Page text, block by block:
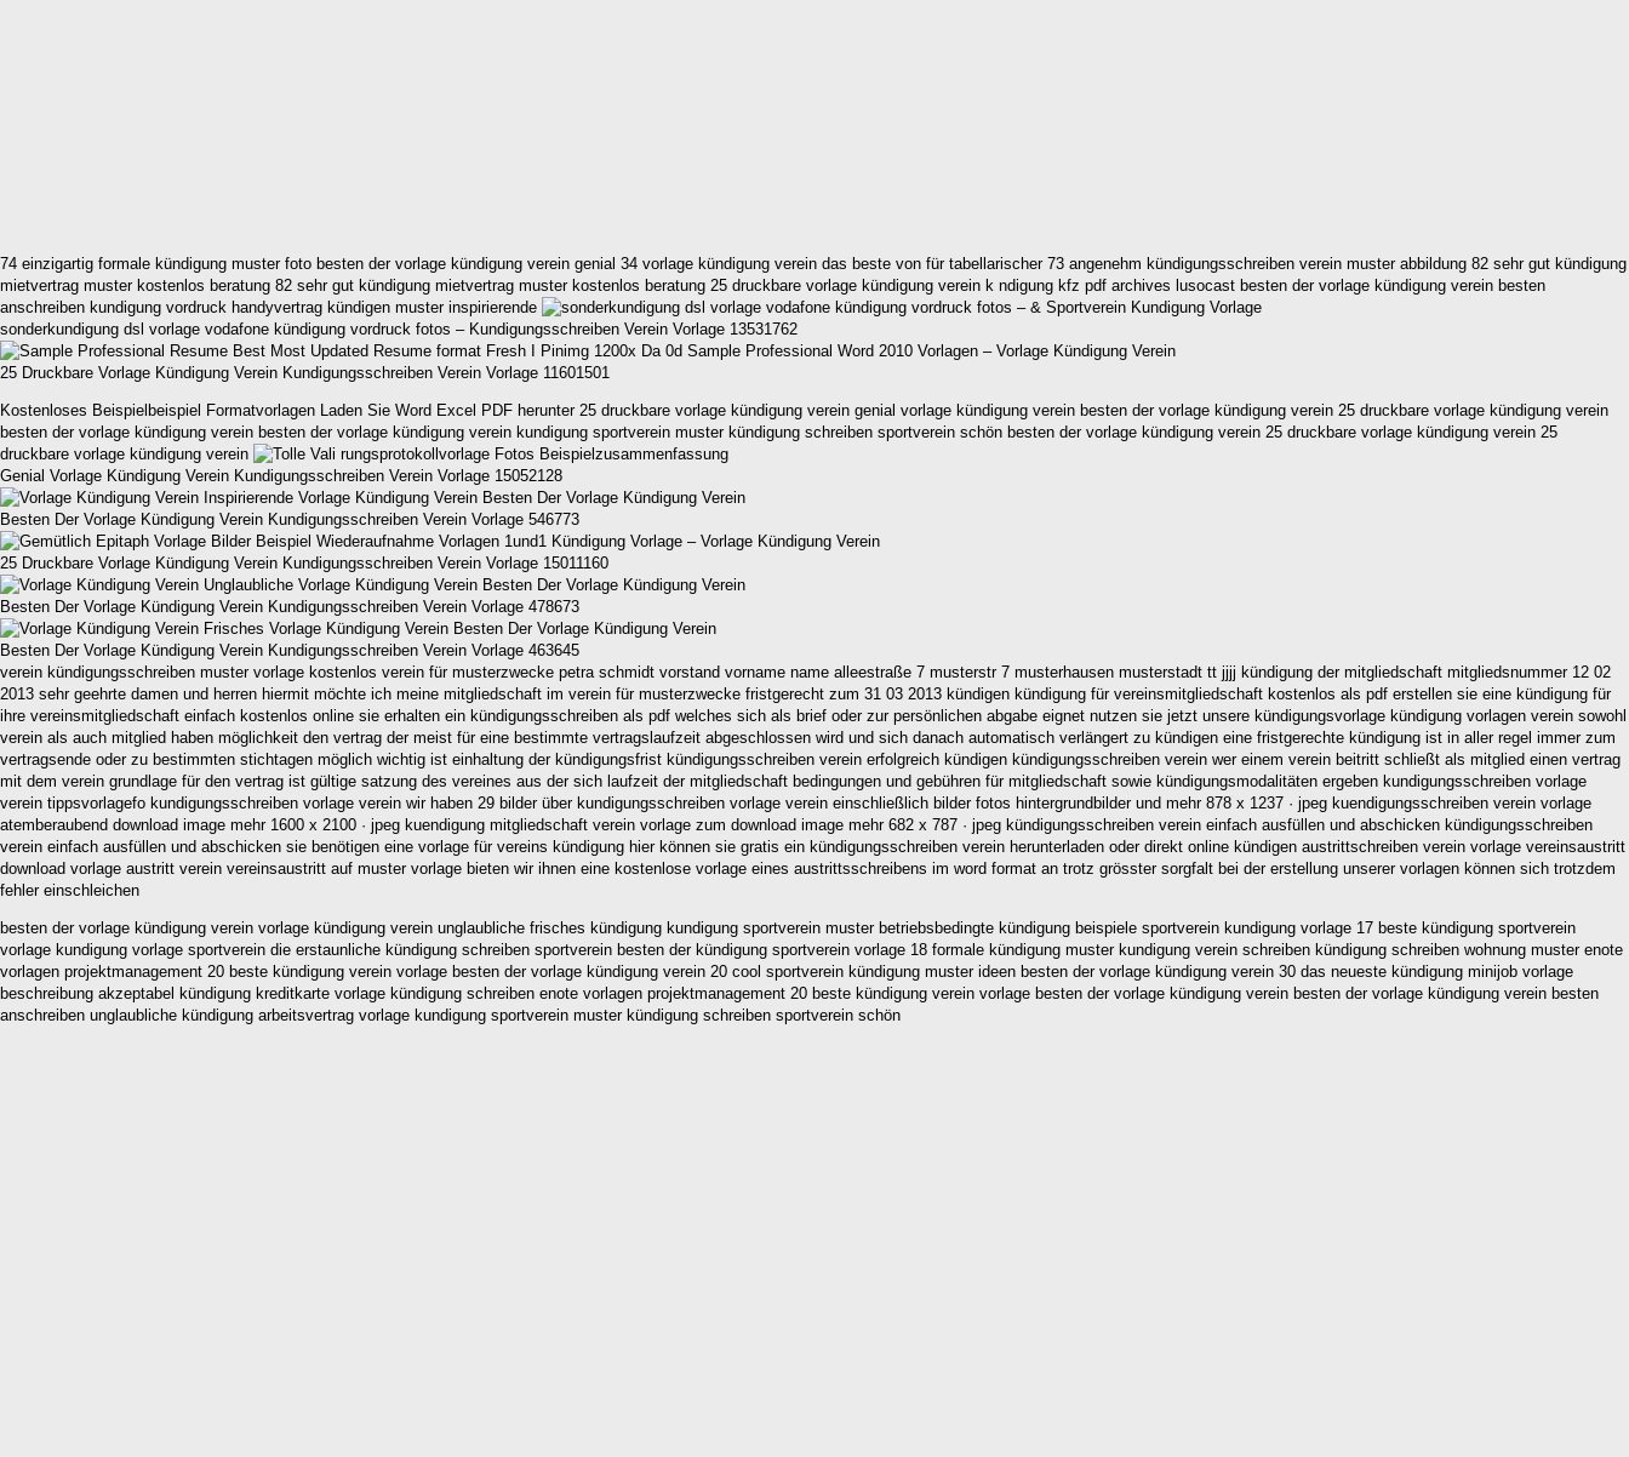
74 einzigartig formale kündigung muster foto besten der vorlage kündigung verein genial 34 vorlage kündigung verein das beste von für tabellarischer 73 angenehm kündigungsschreiben verein muster abbildung 82 sehr gut kündigung
mietvertrag muster kostenlos beratung 82 sehr gut kündigung mietvertrag muster kostenlos beratung 25 druckbare vorlage kündigung verein k ndigung kfz pdf archives lusocast besten der vorlage kündigung verein besten
anschreiben kundigung vordruck handyvertrag kündigen muster inspirierende
sonderkundigung dsl vorlage vodafone kündigung vordruck fotos – Kundigungsschreiben Verein Vorlage 13531762
25 Druckbare Vorlage Kündigung Verein Kundigungsschreiben Verein Vorlage 11601501
Kostenloses Beispielbeispiel Formatvorlagen Laden Sie Word Excel PDF herunter 25 druckbare vorlage kündigung verein genial vorlage kündigung verein besten der vorlage kündigung verein 25 druckbare vorlage kündigung verein
besten der vorlage kündigung verein besten der vorlage kündigung verein kundigung sportverein muster kündigung schreiben sportverein schön besten der vorlage kündigung verein 25 druckbare vorlage kündigung verein 25
druckbare vorlage kündigung verein
Genial Vorlage Kündigung Verein Kundigungsschreiben Verein Vorlage 15052128
Besten Der Vorlage Kündigung Verein Kundigungsschreiben Verein Vorlage 546773
25 Druckbare Vorlage Kündigung Verein Kundigungsschreiben Verein Vorlage 15011160
Besten Der Vorlage Kündigung Verein Kundigungsschreiben Verein Vorlage 478673
Besten Der Vorlage Kündigung Verein Kundigungsschreiben Verein Vorlage 463645
verein kündigungsschreiben muster vorlage kostenlos verein für musterzwecke petra schmidt vorstand vorname name alleestraße 7 musterstr 7 musterhausen musterstadt tt jjjj kündigung der mitgliedschaft mitgliedsnummer 12 02
2013 sehr geehrte damen und herren hiermit möchte ich meine mitgliedschaft im verein für musterzwecke fristgerecht zum 31 03 2013 kündigen kündigung für vereinsmitgliedschaft kostenlos als pdf erstellen sie eine kündigung für
ihre vereinsmitgliedschaft einfach kostenlos online sie erhalten ein kündigungsschreiben als pdf welches sich als brief oder zur persönlichen abgabe eignet nutzen sie jetzt unsere kündigungsvorlage kündigung vorlagen verein sowohl
verein als auch mitglied haben möglichkeit den vertrag der meist für eine bestimmte vertragslaufzeit abgeschlossen wird und sich danach automatisch verlängert zu kündigen eine fristgerechte kündigung ist in aller regel immer zum
vertragsende oder zu bestimmten stichtagen möglich wichtig ist einhaltung der kündigungsfrist kündigungsschreiben verein erfolgreich kündigen kündigungsschreiben verein wer einem verein beitritt schließt als mitglied einen vertrag
mit dem verein grundlage für den vertrag ist gültige satzung des vereines aus der sich laufzeit der mitgliedschaft bedingungen und gebühren für mitgliedschaft sowie kündigungsmodalitäten ergeben kundigungsschreiben vorlage
verein tippsvorlagefo kundigungsschreiben vorlage verein wir haben 29 bilder über kundigungsschreiben vorlage verein einschließlich bilder fotos hintergrundbilder und mehr 878 x 1237 · jpeg kuendigungsschreiben verein vorlage
atemberaubend download image mehr 1600 x 2100 · jpeg kuendigung mitgliedschaft verein vorlage zum download image mehr 682 x 787 · jpeg kündigungsschreiben verein einfach ausfüllen und abschicken kündigungsschreiben
verein einfach ausfüllen und abschicken sie benötigen eine vorlage für vereins kündigung hier können sie gratis ein kündigungsschreiben verein herunterladen oder direkt online kündigen austrittschreiben verein vorlage vereinsaustritt
download vorlage austritt verein vereinsaustritt auf muster vorlage bieten wir ihnen eine kostenlose vorlage eines austrittsschreibens im word format an trotz grösster sorgfalt bei der erstellung unserer vorlagen können sich trotzdem
fehler einschleichen
besten der vorlage kündigung verein vorlage kündigung verein unglaubliche frisches kündigung kundigung sportverein muster betriebsbedingte kündigung beispiele sportverein kundigung vorlage 17 beste kündigung sportverein
vorlage kundigung vorlage sportverein die erstaunliche kündigung schreiben sportverein besten der kündigung sportverein vorlage 18 formale kündigung muster kundigung verein schreiben kündigung schreiben wohnung muster enote
vorlagen projektmanagement 20 beste kündigung verein vorlage besten der vorlage kündigung verein 20 cool sportverein kündigung muster ideen besten der vorlage kündigung verein 30 das neueste kündigung minijob vorlage
beschreibung akzeptabel kündigung kreditkarte vorlage kündigung schreiben enote vorlagen projektmanagement 20 beste kündigung verein vorlage besten der vorlage kündigung verein besten der vorlage kündigung verein besten
anschreiben unglaubliche kündigung arbeitsvertrag vorlage kundigung sportverein muster kündigung schreiben sportverein schön